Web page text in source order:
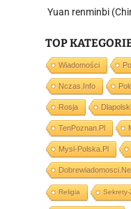
Yuan renminbi
TOP
Wiadomości
Nczas.info
Rosja
TenPoznan.pl
Mysl-Polska.pl
Religia